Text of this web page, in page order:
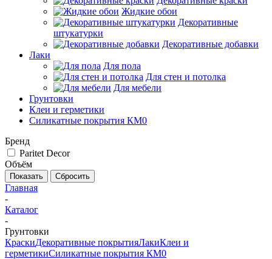
Жидкие обои
Декоративные
штукатурки
Декоративные добавки
Лаки
Для пола
Для стен и потолка
Для мебели
Грунтовки
Клеи и герметики
Силикатные покрытия КМ0
Бренд
Paritet Decor
Объём
Сбросить
Главная
-
Каталог
-
Грунтовки
КраскиДекоративные покрытияЛакиКлеи и
герметикиСиликатные покрытия КМ0